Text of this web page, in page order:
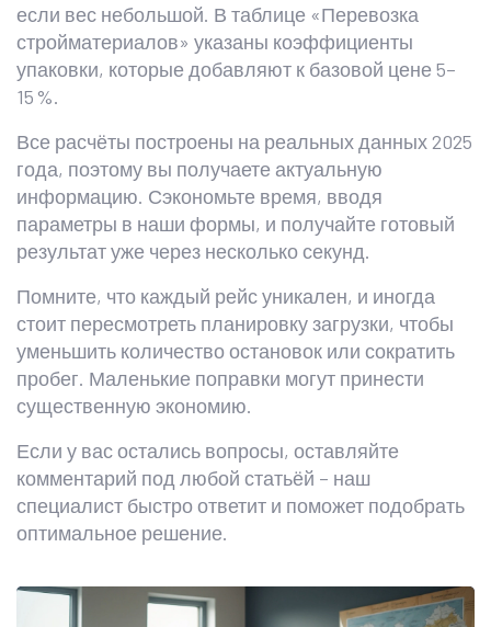
если вес небольшой. В таблице «Перевозка
стройматериалов» указаны коэффициенты
упаковки, которые добавляют к базовой цене 5–
15 %.
Все расчёты построены на реальных данных 2025
года, поэтому вы получаете актуальную
информацию. Сэкономьте время, вводя
параметры в наши формы, и получайте готовый
результат уже через несколько секунд.
Помните, что каждый рейс уникален, и иногда
стоит пересмотреть планировку загрузки, чтобы
уменьшить количество остановок или сократить
пробег. Маленькие поправки могут принести
существенную экономию.
Если у вас остались вопросы, оставляйте
комментарий под любой статьёй – наш
специалист быстро ответит и поможет подобрать
оптимальное решение.